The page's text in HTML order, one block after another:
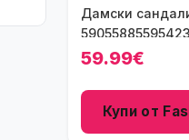
Дамски
Кафяви
59.99€
Купи от